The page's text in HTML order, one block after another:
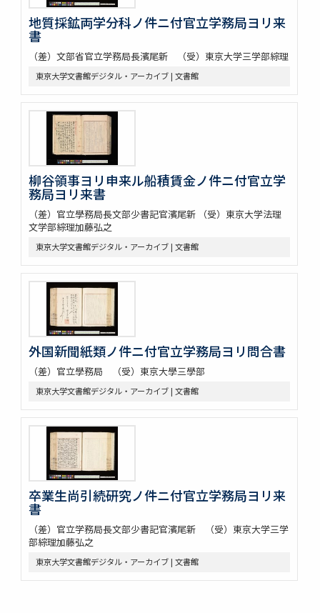
地質採鉱両学分科ノ件ニ付官立学務局ヨリ来
書
（差）文部省官立学務局長濱尾新 （受）東京大学三学部綜理
東京大学文書館デジタル・アーカイブ | 文書館
柳谷領事ヨリ申来ル船積賃金ノ件ニ付官立学
務局ヨリ来書
（差）官立學務局長文部少書記官濱尾新 （受）東京大学法理
文学部綜理加藤弘之
東京大学文書館デジタル・アーカイブ | 文書館
外国新聞紙類ノ件ニ付官立学務局ヨリ問合書
（差）官立學務局 （受）東京大學三學部
東京大学文書館デジタル・アーカイブ | 文書館
卒業生尚引続研究ノ件ニ付官立学務局ヨリ来
書
（差）官立学務局長文部少書記官濱尾新 （受）東京大学三学
部綜理加藤弘之
東京大学文書館デジタル・アーカイブ | 文書館